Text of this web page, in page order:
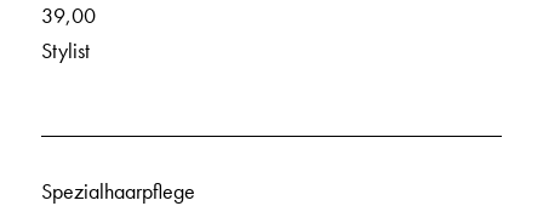
39,00
Stylist
Spezialhaarpflege